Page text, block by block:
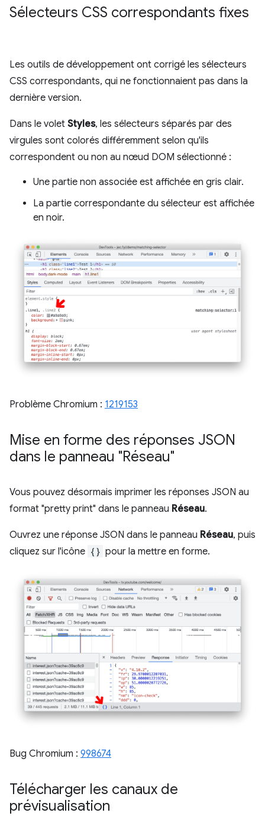
Sélecteurs CSS correspondants fixes
Les outils de développement ont corrigé les sélecteurs
CSS correspondants, qui ne fonctionnaient pas dans la
dernière version.
Dans le volet Styles, les sélecteurs séparés par des
virgules sont colorés différemment selon qu'ils
correspondent ou non au nœud DOM sélectionné :
Une partie non associée est affichée en gris clair.
La partie correspondante du sélecteur est affichée
en noir.
Problème Chromium : 1219153
Mise en forme des réponses JSON
dans le panneau "Réseau"
Vous pouvez désormais imprimer les réponses JSON au
format "pretty print" dans le panneau Réseau.
Ouvrez une réponse JSON dans le panneau Réseau, puis
cliquez sur l'icône {} pour la mettre en forme.
Bug Chromium : 998674
Télécharger les canaux de
prévisualisation